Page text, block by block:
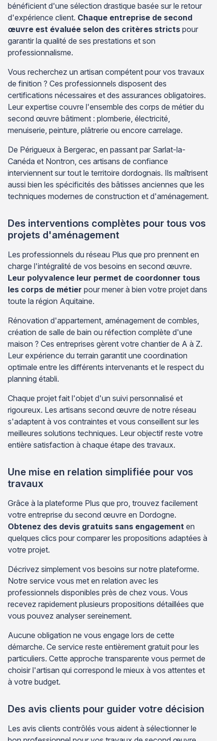
bénéficient d'une sélection drastique basée sur le retour
d'expérience client. Chaque entreprise de second
œuvre est évaluée selon des critères stricts pour
garantir la qualité de ses prestations et son
professionnalisme.
Vous recherchez un artisan compétent pour vos travaux
de finition ? Ces professionnels disposent des
certifications nécessaires et des assurances obligatoires.
Leur expertise couvre l'ensemble des corps de métier du
second œuvre bâtiment : plomberie, électricité,
menuiserie, peinture, plâtrerie ou encore carrelage.
De Périgueux à Bergerac, en passant par Sarlat-la-
Canéda et Nontron, ces artisans de confiance
interviennent sur tout le territoire dordognais. Ils maîtrisent
aussi bien les spécificités des bâtisses anciennes que les
techniques modernes de construction et d'aménagement.
Des interventions complètes pour tous vos
projets d'aménagement
Les professionnels du réseau Plus que pro prennent en
charge l'intégralité de vos besoins en second œuvre.
Leur polyvalence leur permet de coordonner tous
les corps de métier pour mener à bien votre projet dans
toute la région Aquitaine.
Rénovation d'appartement, aménagement de combles,
création de salle de bain ou réfection complète d'une
maison ? Ces entreprises gèrent votre chantier de A à Z.
Leur expérience du terrain garantit une coordination
optimale entre les différents intervenants et le respect du
planning établi.
Chaque projet fait l'objet d'un suivi personnalisé et
rigoureux. Les artisans second œuvre de notre réseau
s'adaptent à vos contraintes et vous conseillent sur les
meilleures solutions techniques. Leur objectif reste votre
entière satisfaction à chaque étape des travaux.
Une mise en relation simplifiée pour vos
travaux
Grâce à la plateforme Plus que pro, trouvez facilement
votre entreprise du second œuvre en Dordogne.
Obtenez des devis gratuits sans engagement en
quelques clics pour comparer les propositions adaptées à
votre projet.
Décrivez simplement vos besoins sur notre plateforme.
Notre service vous met en relation avec les
professionnels disponibles près de chez vous. Vous
recevez rapidement plusieurs propositions détaillées que
vous pouvez analyser sereinement.
Aucune obligation ne vous engage lors de cette
démarche. Ce service reste entièrement gratuit pour les
particuliers. Cette approche transparente vous permet de
choisir l'artisan qui correspond le mieux à vos attentes et
à votre budget.
Des avis clients pour guider votre décision
Les avis clients contrôlés vous aident à sélectionner le